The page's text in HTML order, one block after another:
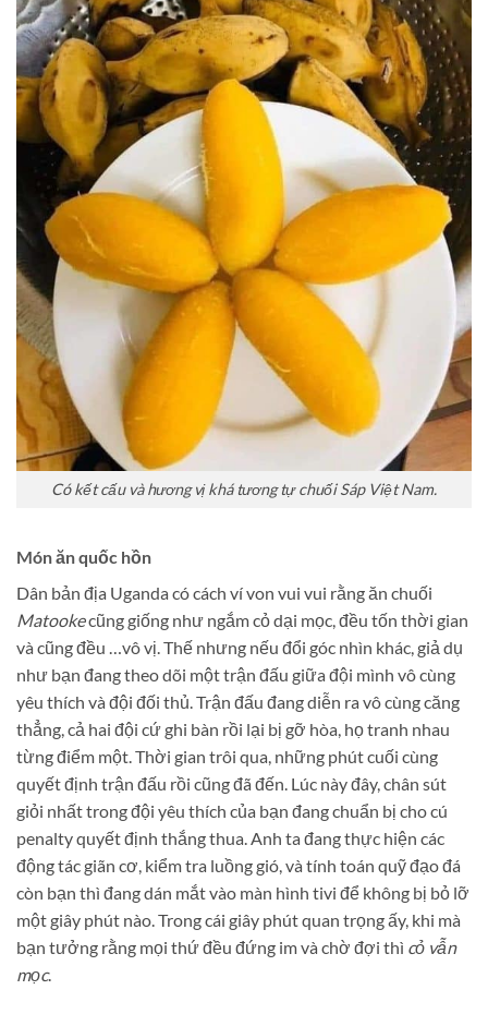
Có kết cấu và hương vị khá tương tự chuối Sáp Việt Nam.
Món ăn quốc hồn
Dân bản địa Uganda có cách ví von vui vui rằng ăn chuối
Matookecũng giống như ngắm cỏ dại mọc, đều tốn thời gian
và cũng đều …vô vị. Thế nhưng nếu đổi góc nhìn khác, giả dụ
như bạn đang theo dõi một trận đấu giữa đội mình vô cùng
yêu thích và đội đối thủ. Trận đấu đang diễn ra vô cùng căng
thẳng, cả hai đội cứ ghi bàn rồi lại bị gỡ hòa, họ tranh nhau
từng điểm một. Thời gian trôi qua, những phút cuối cùng
quyết định trận đấu rồi cũng đã đến. Lúc này đây, chân sút
giỏi nhất trong đội yêu thích của bạn đang chuẩn bị cho cú
penalty quyết định thắng thua. Anh ta đang thực hiện các
động tác giãn cơ, kiểm tra luồng gió, và tính toán quỹ đạo đá
còn bạn thì đang dán mắt vào màn hình tivi để không bị bỏ lỡ
một giây phút nào. Trong cái giây phút quan trọng ấy, khi mà
bạn tưởng rằng mọi thứ đều đứng im và chờ đợi thì cỏ vẫn
mọc.